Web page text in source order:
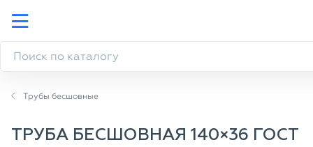
Трубы бесшовные
ТРУБА БЕСШОВНАЯ 140×36 ГОСТ